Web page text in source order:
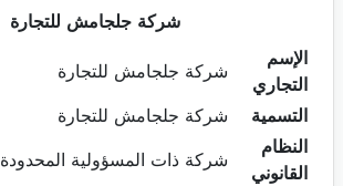
شركة جلجامش للتجارة
الإسم
التجاري
شركة جلجامش للتجارة
التسمية
شركة جلجامش للتجارة
النظام
القانوني
شركة ذات المسؤولية المحدودة